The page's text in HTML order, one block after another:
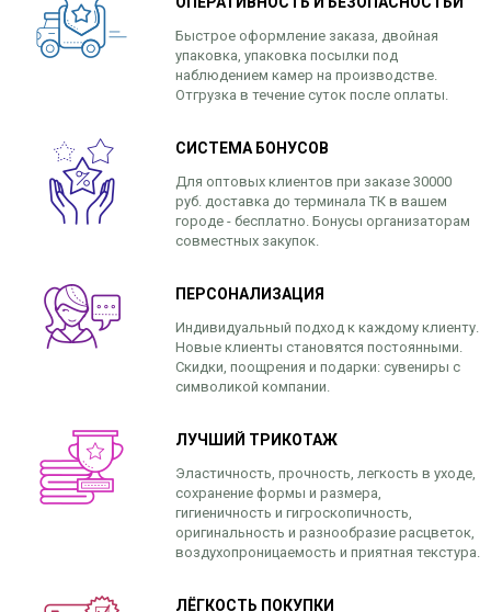
Быстрое оформление заказа, двойная
упаковка, упаковка посылки под
наблюдением камер на производстве.
Отгрузка в течение суток после оплаты.
СИСТЕМА БОНУСОВ
Для оптовых клиентов при заказе 30000
руб. доставка до терминала ТК в вашем
городе - бесплатно. Бонусы организаторам
совместных закупок.
ПЕРСОНАЛИЗАЦИЯ
Индивидуальный подход к каждому клиенту.
Новые клиенты становятся постоянными.
Скидки, поощрения и подарки: сувениры с
символикой компании.
ЛУЧШИЙ ТРИКОТАЖ
Эластичность, прочность, легкость в уходе,
сохранение формы и размера,
гигиеничность и гигроскопичность,
оригинальность и разнообразие расцветок,
воздухопроницаемость и приятная текстура.
ЛЁГКОСТЬ ПОКУПКИ